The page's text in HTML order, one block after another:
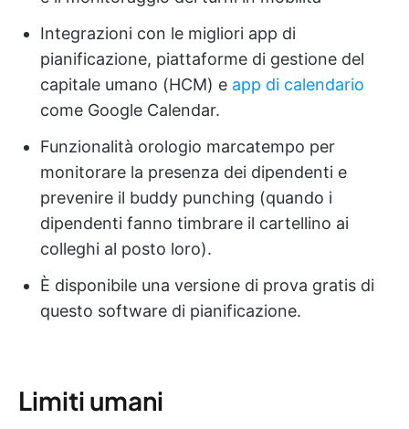
Integrazioni con le migliori app di
pianificazione, piattaforme di gestione del
capitale umano (HCM) e app di calendario
come Google Calendar.
Funzionalità orologio marcatempo per
monitorare la presenza dei dipendenti e
prevenire il buddy punching (quando i
dipendenti fanno timbrare il cartellino ai
colleghi al posto loro).
È disponibile una versione di prova gratis di
questo software di pianificazione.
Limiti umani